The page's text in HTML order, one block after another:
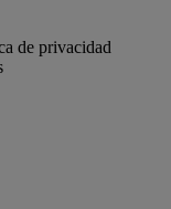
de privacidad